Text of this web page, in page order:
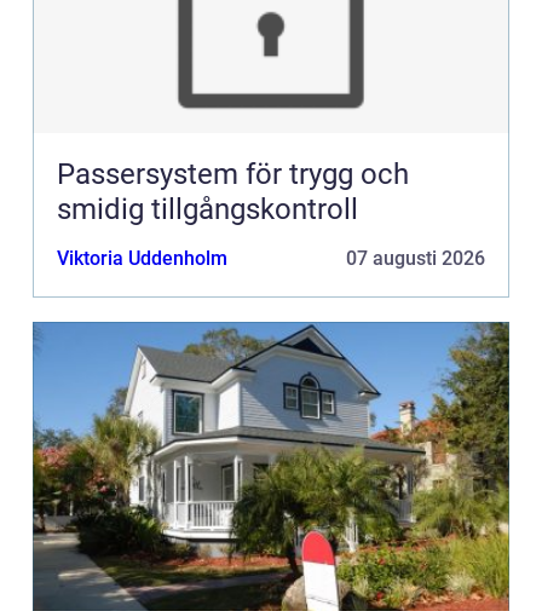
Passersystem för trygg och
smidig tillgångskontroll
Viktoria Uddenholm 07 augusti 2026